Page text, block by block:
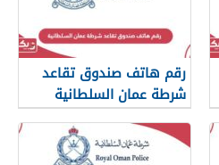
رقم هاتف صندوق تقاعد
شرطة عمان السلطانية